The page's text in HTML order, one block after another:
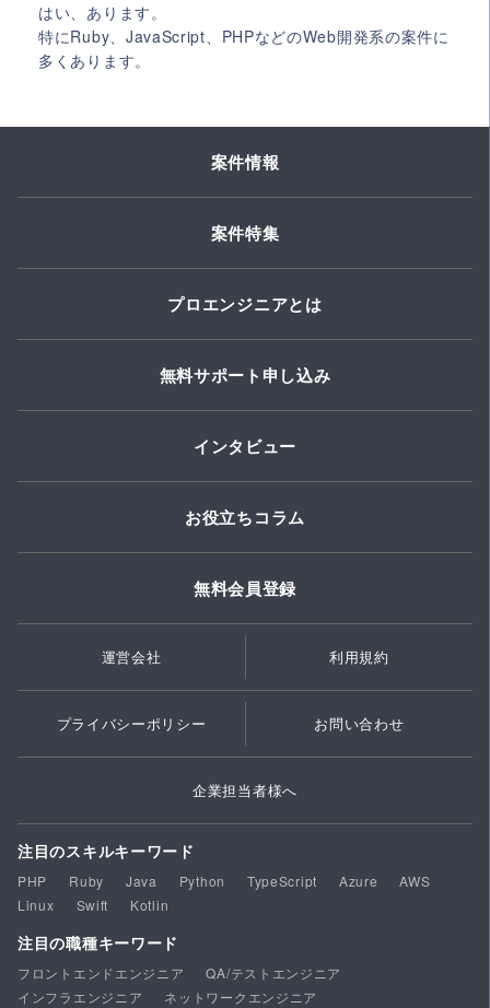
はい、あります。
特にRuby、JavaScript、PHPなどのWeb開発系の案件に
多くあります。
案件情報
案件特集
プロエンジニアとは
無料サポート申し込み
インタビュー
お役立ちコラム
無料会員登録
運営会社 利用規約
プライバシーポリシー お問い合わせ
企業担当者様へ
注目のスキルキーワード
PHP Ruby Java Python TypeScript Azure
AWS
Linux
Swift Kotlin
注目の職種キーワード
フロントエンドエンジニア
QA/テストエンジニア
インフラエンジニア
ネットワークエンジニア